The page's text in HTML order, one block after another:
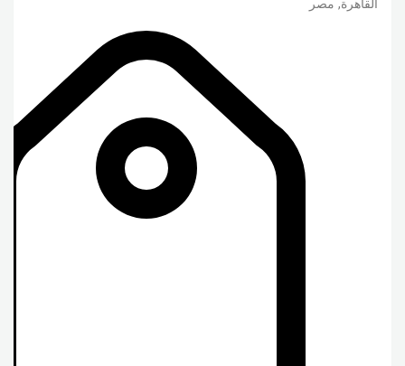
القاهرة, مصر